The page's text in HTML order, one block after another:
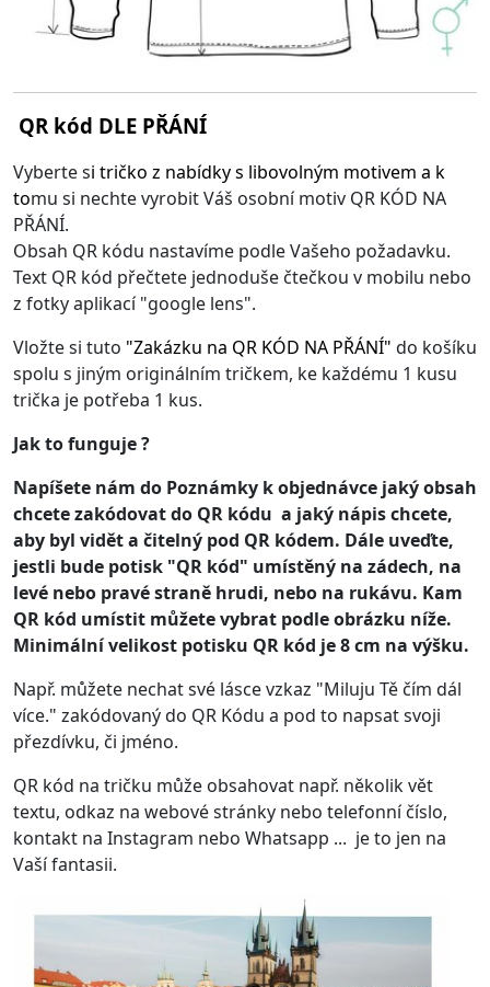
QR kód DLE PŘÁNÍ
Vyberte si tričko z nabídky s libovolným motivem a k
tomu si nechte vyrobit Váš osobní motiv QR KÓD NA
PŘÁNÍ.
Obsah QR kódu nastavíme podle Vašeho požadavku.
Text QR kód přečtete jednoduše čtečkou v mobilu nebo
z fotky aplikací "google lens".
Vložte si tuto "Zakázku na QR KÓD NA PŘÁNÍ" do košíku
spolu s jiným originálním tričkem, ke každému 1 kusu
trička je potřeba 1 kus.
Jak to funguje ?
Napíšete nám do Poznámky k objednávce jaký obsah
chcete zakódovat do QR kódu a jaký nápis chcete,
aby byl vidět a čitelný pod QR kódem. Dále uveďte,
jestli bude potisk "QR kód" umístěný na zádech, na
levé nebo pravé straně hrudi, nebo na rukávu. Kam
QR kód umístit můžete vybrat podle obrázku níže.
Minimální velikost potisku QR kód je 8 cm na výšku.
Např. můžete nechat své lásce vzkaz "Miluju Tě čím dál
více." zakódovaný do QR Kódu a pod to napsat svoji
přezdívku, či jméno.
QR kód na tričku může obsahovat např. několik vět
textu, odkaz na webové stránky nebo telefonní číslo,
kontakt na Instagram nebo Whatsapp ... je to jen na
Vaší fantasii.